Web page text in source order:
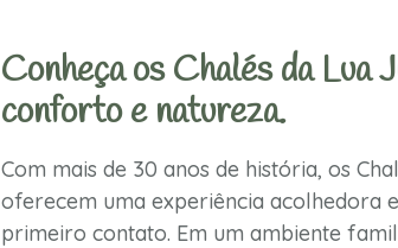
Conheça os Chalés da Lua
conforto e natureza.
Com mais de 30 anos de história, os
oferecem uma experiência acolhedora
primeiro contato. Em um ambiente